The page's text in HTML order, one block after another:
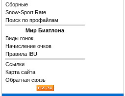
Сборные
Snow-Sport Rate
Поиск по профайлам
Мир Биатлона
Виды гонок
Начисление очков
Правила IBU
Ссылки
Карта сайта
Обратная связь